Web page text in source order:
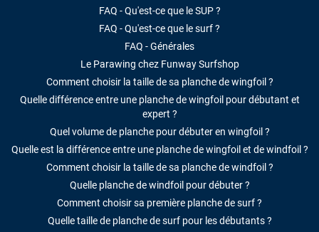
FAQ - Qu'est-ce que le SUP ?
FAQ - Qu'est-ce que le surf ?
FAQ - Générales
Le Parawing chez Funway Surfshop
Comment choisir la taille de sa planche de wingfoil ?
Quelle différence entre une planche de wingfoil pour débutant et
expert ?
Quel volume de planche pour débuter en wingfoil ?
Quelle est la différence entre une planche de wingfoil et de windfoil ?
Comment choisir la taille de sa planche de windfoil ?
Quelle planche de windfoil pour débuter ?
Comment choisir sa première planche de surf ?
Quelle taille de planche de surf pour les débutants ?